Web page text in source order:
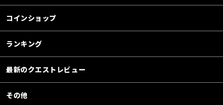
コインショップ
ランキング
最新のクエストレビュー
その他